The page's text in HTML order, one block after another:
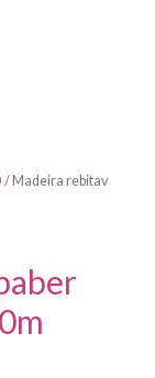
/ Madeira rebitav